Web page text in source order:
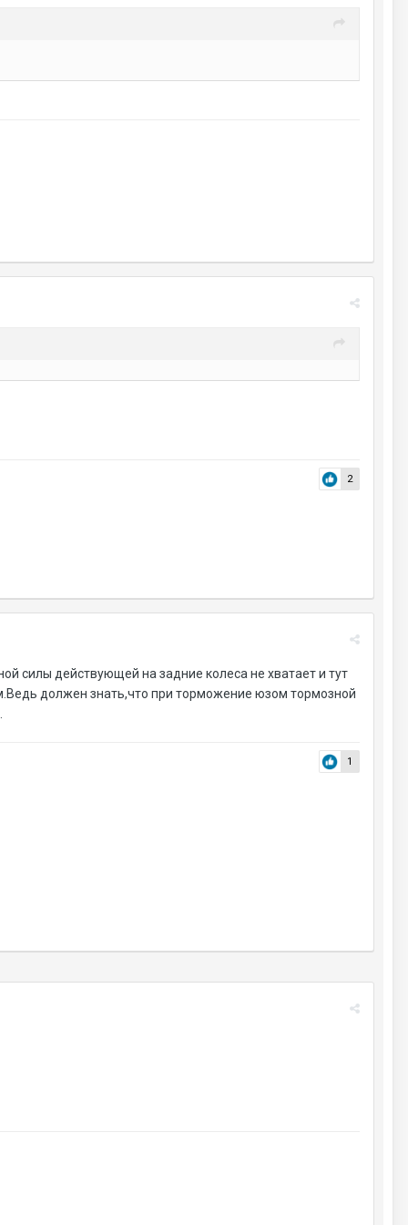
2
силы действующей на задние колеса не хватает и тут
должен знать,что при торможение юзом тормозной
1